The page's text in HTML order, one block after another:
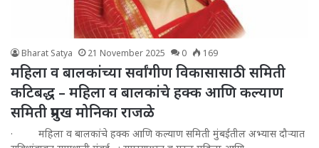
Bharat Satya 21 November 2025 0 169
महिला व बालकांच्या सर्वांगीण विकासासाठी समिती
कटिबद्ध – महिला व बालकांचे हक्क आणि कल्याण
समिती प्रमुख मोनिका राजळे
· महिला व बालकांचे हक्क आणि कल्याण समिती मुंबईतील अभ्यास दौऱ्यात